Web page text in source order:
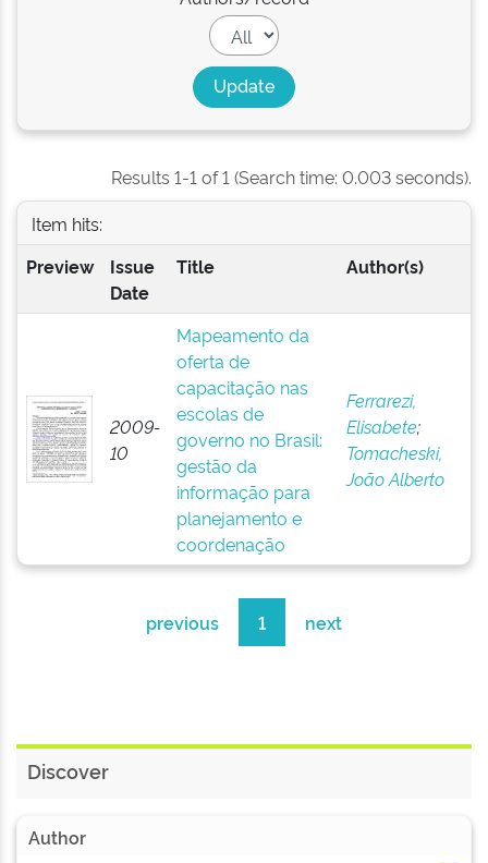
Results 1-1 of 1 (Search time: 0.003 seconds).
Item hits:
Preview
Issue
Date
Title Author(s)
2009-
10
Mapeamento da
oferta de
capacitação nas
escolas de
governo no Brasil:
gestão da
informação para
planejamento e
coordenação
Ferrarezi,
Elisabete;
Tomacheski,
João Alberto
previous 1 next
Discover
Author